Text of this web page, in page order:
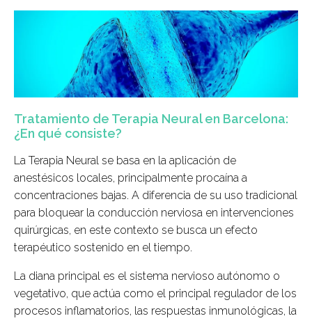
Tratamiento de Terapia Neural en Barcelona:
¿En qué consiste?
La Terapia Neural se basa en la aplicación de
anestésicos locales, principalmente procaína a
concentraciones bajas. A diferencia de su uso tradicional
para bloquear la conducción nerviosa en intervenciones
quirúrgicas, en este contexto se busca un efecto
terapéutico sostenido en el tiempo.
La diana principal es el sistema nervioso autónomo o
vegetativo, que actúa como el principal regulador de los
procesos inflamatorios, las respuestas inmunológicas, la